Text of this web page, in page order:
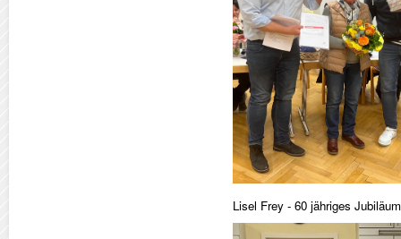
Lisel Frey - 60 jähriges Jubiläum